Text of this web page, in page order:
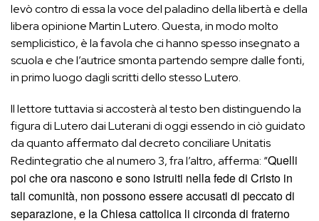
levò contro di essa la voce del paladino della libertà e della
libera opinione Martin Lutero. Questa, in modo molto
semplicistico, è la favola che ci hanno spesso insegnato a
scuola e che l’autrice smonta partendo sempre dalle fonti,
in primo luogo dagli scritti dello stesso Lutero.
Il lettore tuttavia si accosterà al testo ben distinguendo la
figura di Lutero dai Luterani di oggi essendo in ciò guidato
da quanto affermato dal decreto conciliare Unitatis
Redintegratio che al numero 3, fra l’altro, afferma: “Quelli
poi che ora nascono e sono istruiti nella fede di Cristo in
tali comunità, non possono essere accusati di peccato di
separazione, e la Chiesa cattolica li circonda di fraterno